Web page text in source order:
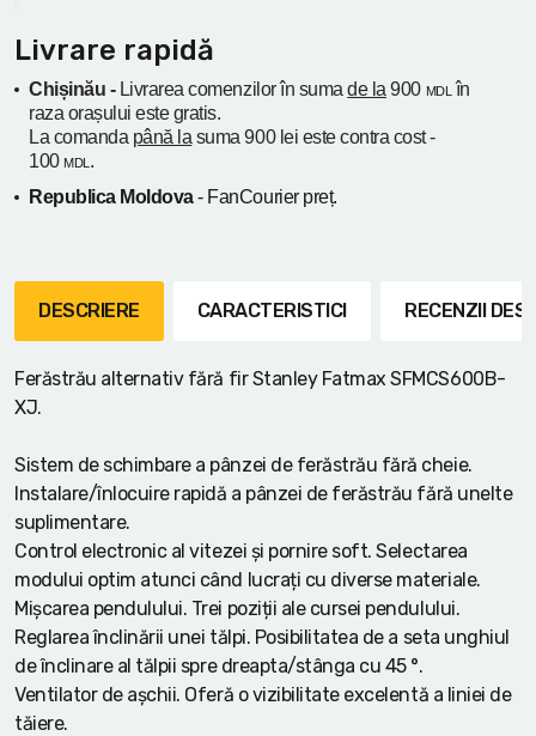
Livrare rapidă
Chișinău - Livrarea comenzilor în sumade la 900 MDL în
raza orașului este gratis.
La comanda până la suma 900 lei este contra cost -
100 MDL .
Republica Moldova- FanCourier preț.
DESCRIERE CARACTERISTICI RECENZII
Ferăstrău alternativ fără fir Stanley Fatmax SFMCS600B-
XJ.
Sistem de schimbare a pânzei de ferăstrău fără cheie.
Instalare/înlocuire rapidă a pânzei de ferăstrău fără unelte
suplimentare.
Control electronic al vitezei și pornire soft. Selectarea
modului optim atunci când lucrați cu diverse materiale.
Mișcarea pendulului. Trei poziții ale cursei pendulului.
Reglarea înclinării unei tălpi. Posibilitatea de a seta unghiul
de înclinare al tălpii spre dreapta/stânga cu 45 °.
Ventilator de așchii. Oferă o vizibilitate excelentă a liniei de
tăiere.